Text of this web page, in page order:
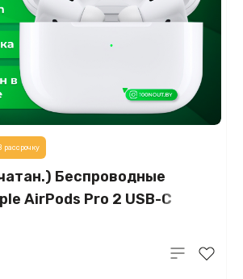
Беспроводные
AirPods Pro 2 USB-C
рассрочку